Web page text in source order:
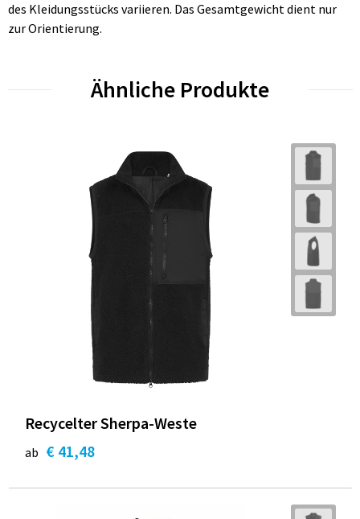
des Kleidungsstücks variieren. Das Gesamtgewicht dient nur
zur Orientierung.
Ähnliche Produkte
Recycelter Sherpa-Weste
ab € 41,48